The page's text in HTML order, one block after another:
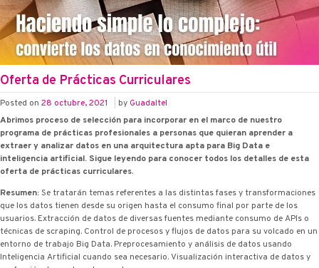
Oferta de Prácticas Curriculares
Posted on 28 octubre, 2021 by Guadaltel
Abrimos proceso de selección para incorporar en el marco de nuestro
programa de prácticas profesionales a personas que quieran aprender a
extraer y analizar datos en una arquitectura apta para Big Data e
inteligencia artificial. Sigue leyendo para conocer todos los detalles de esta
oferta de prácticas curriculares.
Resumen:Se tratarán temas referentes a las distintas fases y transformaciones
que los datos tienen desde su origen hasta el consumo final por parte de los
usuarios. Extracción de datos de diversas fuentes mediante consumo de APIs o
técnicas de scraping. Control de procesos y flujos de datos para su volcado en un
entorno de trabajo Big Data. Preprocesamiento y análisis de datos usando
Inteligencia Artificial cuando sea necesario. Visualización interactiva de datos y